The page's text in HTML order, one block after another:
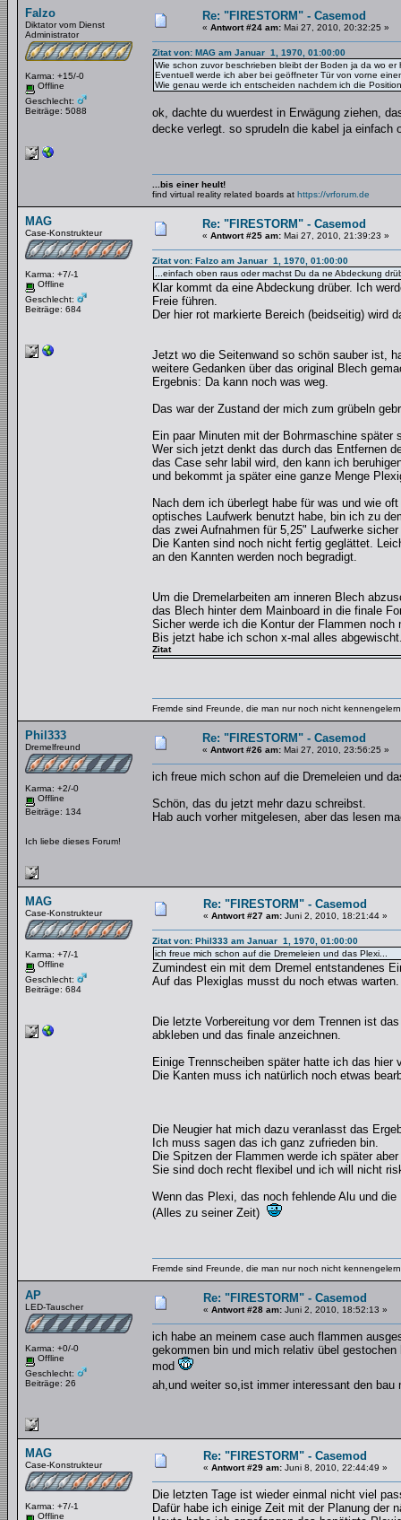
Falzo
Diktator vom Dienst
Administrator
Karma: +15/-0
Offline
Geschlecht:
Beiträge: 5088
Re: "FIRESTORM" - Casemod
« Antwort #24 am: Mai 27, 2010, 20:32:25 »
Zitat von: MAG am Januar 1, 1970, 01:00:00
Wie schon zuvor beschrieben bleibt der Boden ja da wo er
Eventuell werde ich aber bei geöffneter Tür von vorne
Wie genau werde ich entscheiden nachdem ich die
ok, dachte du wuerdest in Erwägung ziehen,
decke verlegt. so sprudeln die kabel ja
...bis einer heult!
find virtual reality related boards at https://vrforum.de
MAG
Case-Konstrukteur
Karma: +7/-1
Offline
Geschlecht:
Beiträge: 684
Re: "FIRESTORM" - Casemod
« Antwort #25 am: Mai 27, 2010, 21:39:23 »
Zitat von: Falzo am Januar 1, 1970, 01:00:00
...einfach oben raus oder machst Du da ne Abdeckung
Klar kommt da eine Abdeckung drüber. Ich
Freie führen.
Der hier rot markierte Bereich (beidseitig) wird
Jetzt wo die Seitenwand so schön sauber ist,
weitere Gedanken über das original Blech
Ergebnis: Da kann noch was weg.
Das war der Zustand der mich zum grübeln
Ein paar Minuten mit der Bohrmaschine später
Wer sich jetzt denkt das durch das Entfernen
das Case sehr labil wird, den kann ich
und bekommt ja später eine ganze Menge
Nach dem ich überlegt habe für was und wie
optisches Laufwerk benutzt habe, bin ich zu
das zwei Aufnahmen für 5,25" Laufwerke
Die Kanten sind noch nicht fertig geglättet.
an den Kannten werden noch begradigt.
Um die Dremelarbeiten am inneren Blech
das Blech hinter dem Mainboard in die finale
Sicher werde ich die Kontur der Flammen noch
Bis jetzt habe ich schon x-mal alles
Zitat
Fremde sind Freunde, die man nur noch nicht
Phil333
Dremelfreund
Karma: +2/-0
Offline
Beiträge: 134
Ich liebe dieses Forum!
Re: "FIRESTORM" - Casemod
« Antwort #26 am: Mai 27, 2010, 23:56:25 »
ich freue mich schon auf die Dremeleien und
Schön, das du jetzt mehr dazu schreibst.
Hab auch vorher mitgelesen, aber das lesen
MAG
Case-Konstrukteur
Karma: +7/-1
Offline
Geschlecht:
Beiträge: 684
Re: "FIRESTORM" - Casemod
« Antwort #27 am: Juni 2, 2010, 18:21:44 »
Zitat von: Phil333 am Januar 1, 1970, 01:00:00
ich freue mich schon auf die Dremeleien und das Plexi...
Zumindest ein mit dem Dremel entstandenes
Auf das Plexiglas musst du noch etwas warten.
Die letzte Vorbereitung vor dem Trennen ist
abkleben und das finale anzeichnen.
Einige Trennscheiben später hatte ich das hier
Die Kanten muss ich natürlich noch etwas
Die Neugier hat mich dazu veranlasst das
Ich muss sagen das ich ganz zufrieden bin.
Die Spitzen der Flammen werde ich später
Sie sind doch recht flexibel und ich will nicht
Wenn das Plexi, das noch fehlende Alu und
(Alles zu seiner Zeit)
Fremde sind Freunde, die man nur noch nicht
AP
LED-Tauscher
Karma: +0/-0
Offline
Geschlecht:
Beiträge: 26
Re: "FIRESTORM" - Casemod
« Antwort #28 am: Juni 2, 2010, 18:52:13 »
ich habe an meinem case auch flammen
gekommen bin und mich relativ übel
mod
ah,und weiter so,ist immer interessant den
MAG
Case-Konstrukteur
Karma: +7/-1
Offline
Re: "FIRESTORM" - Casemod
« Antwort #29 am: Juni 8, 2010, 22:44:49 »
Die letzten Tage ist wieder einmal nicht viel
Dafür habe ich einige Zeit mit der Planung der